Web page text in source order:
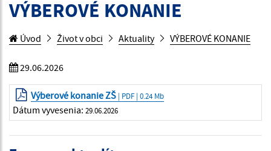
VÝBEROVÉ KONANIE
Úvod Život v obci Aktuality VÝBEROVÉ KONANIE
29.06.2026
Výberové konanie ZŠ | PDF | 0.24 Mb
Dátum vyvesenia: 29.06.2026